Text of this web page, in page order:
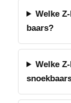
Welke
baars?
Welke